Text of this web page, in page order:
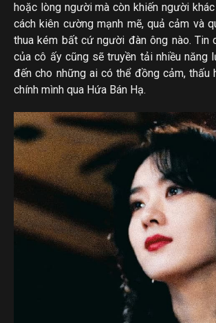
hoặc lòng người mà còn khiến người
cách kiên cường mạnh mẽ, quả cảm và
thua kém bất cứ người đàn ông nào. Tin
của cô ấy cũng sẽ truyền tải nhiều năng
đến cho những ai có thể đồng cảm, thấu
chính mình qua Hứa Bán Hạ.